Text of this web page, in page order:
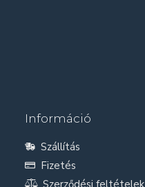
Információ
Szállítás
Fizetés
Szerződési feltételek